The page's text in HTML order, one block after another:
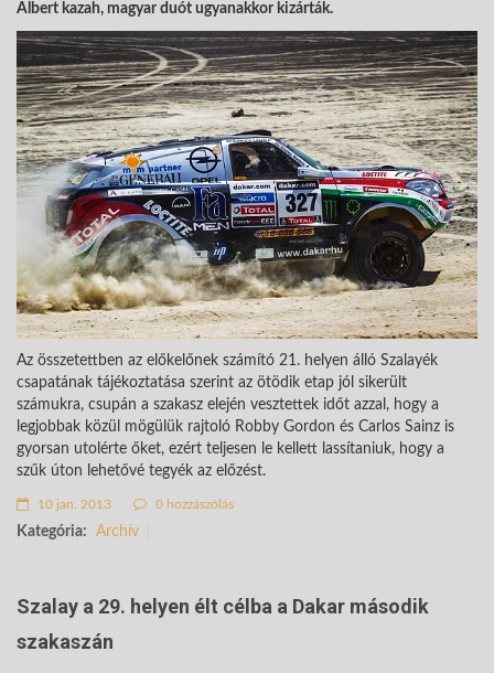
Albert kazah, magyar duót ugyanakkor kizárták.
Az összetettben az előkelőnek számító 21. helyen álló Szalayék
csapatának tájékoztatása szerint az ötödik etap jól sikerült
számukra, csupán a szakasz elején vesztettek időt azzal, hogy a
legjobbak közül mögülük rajtoló Robby Gordon és Carlos Sainz is
gyorsan utolérte őket, ezért teljesen le kellett lassítaniuk, hogy a
szűk úton lehetővé tegyék az előzést.
10 jan. 2013 0 hozzászólás
Kategória: Archív
Szalay a 29. helyen élt célba a Dakar második
szakaszán